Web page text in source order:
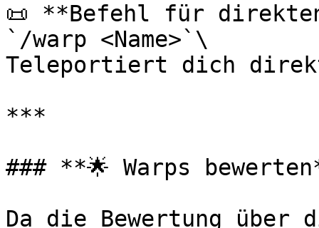
📜 **Befehl für
`/warp <Name>`\
Teleportiert dich
***
### **🌟 Warps
Da die Bewertung